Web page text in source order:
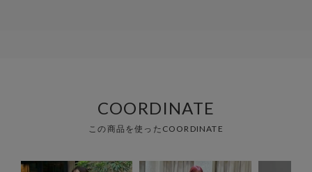
COORDINATE
この商品を使ったCOORDINATE